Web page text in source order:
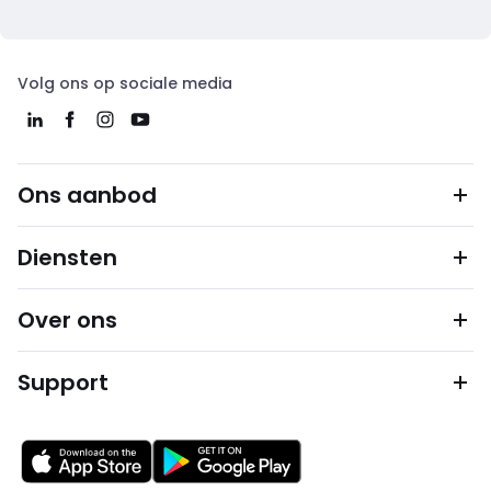
Volg ons op sociale media
Ons aanbod
Diensten
Over ons
Support